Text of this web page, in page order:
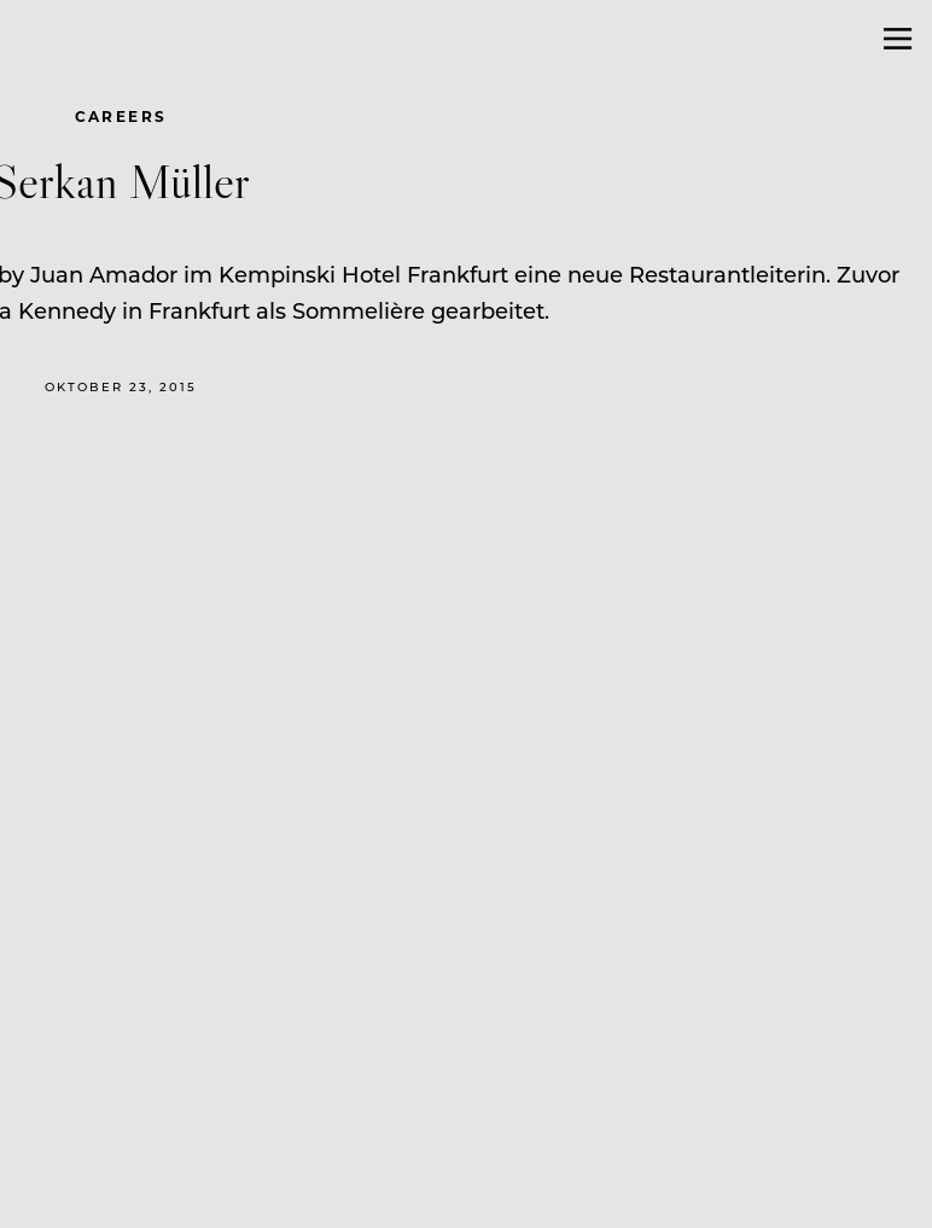
CAREERS
Müller
Juan Amador im Kempinski Hotel Frankfurt eine neue Restaurantleiterin. Zuvor
Kennedy in Frankfurt als Sommelière gearbeitet.
OKTOBER 23, 2015